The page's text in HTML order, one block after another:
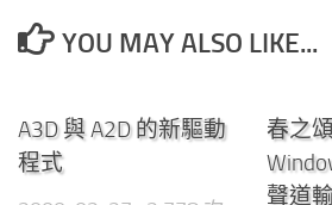
YOU MAY ALSO LIKE...
A3D 與 A2D 的新驅動
程式
春之
聲道